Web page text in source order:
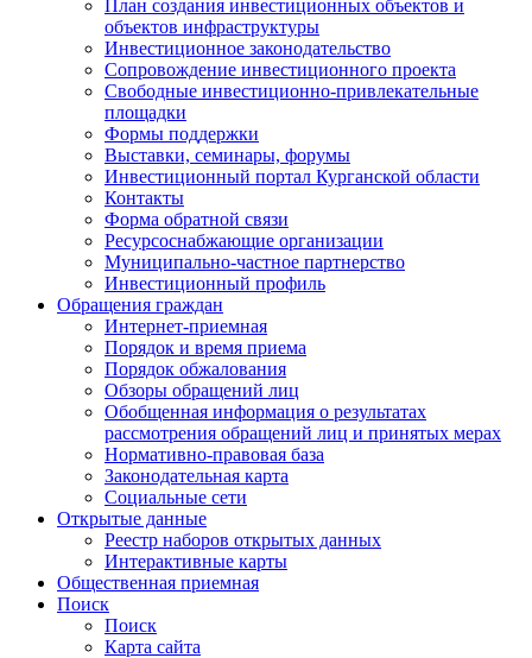
План создания инвестиционных объектов и
объектов инфраструктуры
Инвестиционное законодательство
Сопровождение инвестиционного проекта
Свободные инвестиционно-привлекательные
площадки
Формы поддержки
Выставки, семинары, форумы
Инвестиционный портал Курганской области
Контакты
Форма обратной связи
Ресурсоснабжающие организации
Муниципально-частное партнерство
Инвестиционный профиль
Обращения граждан
Интернет-приемная
Порядок и время приема
Порядок обжалования
Обзоры обращений лиц
Обобщенная информация о результатах
рассмотрения обращений лиц и принятых мерах
Нормативно-правовая база
Законодательная карта
Социальные сети
Открытые данные
Реестр наборов открытых данных
Интерактивные карты
Общественная приемная
Поиск
Поиск
Карта сайта